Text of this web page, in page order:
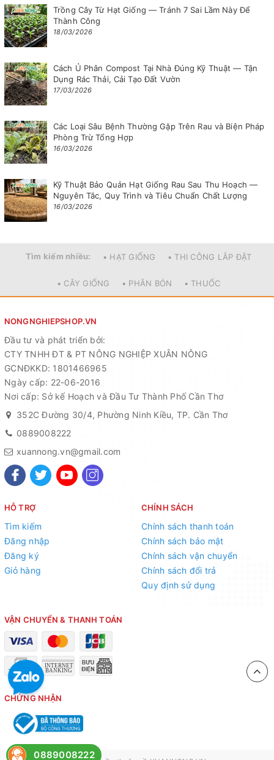
Trồng Cây Từ Hạt Giống — Tránh 7 Sai Lầm Này Để
Thành Công
18/03/2026
Cách Ủ Phân Compost Tại Nhà Đúng Kỹ Thuật — Tận
Dụng Rác Thải, Cải Tạo Đất Vườn
17/03/2026
Các Loại Sâu Bệnh Thường Gặp Trên Rau và Biện Pháp
Phòng Trừ Tổng Hợp
16/03/2026
Kỹ Thuật Bảo Quản Hạt Giống Rau Sau Thu Hoạch —
Nguyên Tắc, Quy Trình và Tiêu Chuẩn Chất Lượng
16/03/2026
Tìm kiếm nhiều: • HẠT GIỐNG • THI CÔNG LẮP ĐẶT
• CÂY GIỐNG • PHÂN BÓN • THUỐC
NONGNGHIEPSHOP.VN
Đầu tư và phát triển bởi:
CTY TNHH ĐT & PT NÔNG NGHIỆP XUÂN NÔNG
GCNĐKKD: 1801466965
Ngày cấp: 22-06-2016
Nơi cấp: Sở kế Hoạch và Đầu Tư Thành Phố Cần Thơ
352C Đường 30/4, Phường Ninh Kiều, TP. Cần Thơ
0889008222
xuannong.vn@gmail.com
HỖ TRỢ
Tìm kiếm
Đăng nhập
Đăng ký
Giỏ hàng
CHÍNH SÁCH
Chính sách thanh toán
Chính sách bảo mật
Chính sách vận chuyển
Chính sách đổi trả
Quy định sử dụng
VẬN CHUYỂN & THANH TOÁN
CHỨNG NHẬN
0889008222